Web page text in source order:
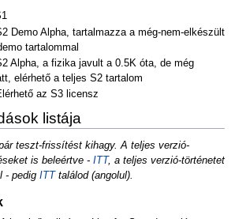
Demo Alpha, tartalmazza a még-nem-elkészült
tartalommal
Alpha, a fizika javult a 0.5K óta, de még
elérhető a teljes S2 tartalom
az S3 licensz
listája
teszt-frissítést kihagy. A teljes verzió-
is beleértve - ITT, a teljes verzió-történetet
- pedig ITTtalálod (angolul).